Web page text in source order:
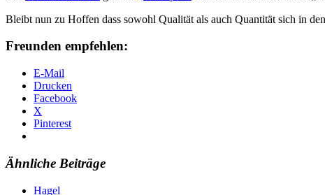
Bleibt nun zu Hoffen dass sowohl Qualität als auch Quantität sich in
Freunden empfehlen:
E-Mail
Drucken
Facebook
X
Pinterest
Ähnliche Beiträge
Hagel